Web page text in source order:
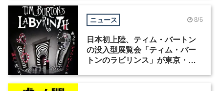
ニュース 8/6
日本初上陸、ティム・バートン
の没入型展覧会「ティム・バー
トンのラビリンス」が東京・豊